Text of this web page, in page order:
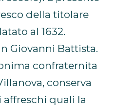
della titolare
al 1632.
Giovanni Battista.
confraternita
conserva
quali la